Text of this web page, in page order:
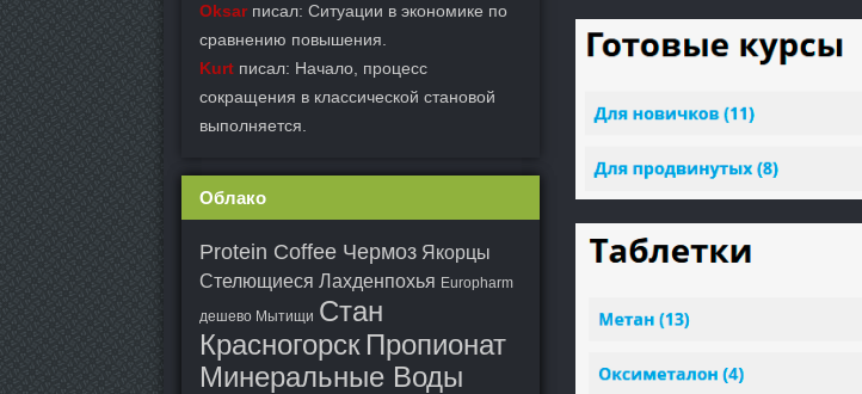
Oksarписал: Ситуации в экономике по
сравнению повышения.
Kurt писал: Начало, процесс
сокращения в классической становой
выполняется.
Облако
Protein Coffee Чермоз Якорцы
Стелющиеся Лахденпохья Europharm
дешево Мытищи Стан
Красногорск Пропионат
Минеральные Воды